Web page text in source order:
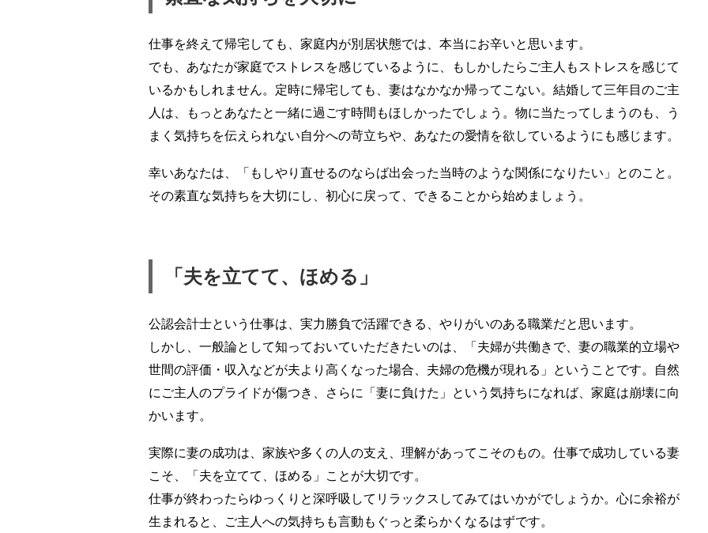
仕事を終えて帰宅しても、家庭内が別居状態では、本当にお辛いと思います。
でも、あなたが家庭でストレスを感じているように、もしかしたらご主人もストレスを感じて
いるかもしれません。定時に帰宅しても、妻はなかなか帰ってこない。結婚して三年目のご主
人は、もっとあなたと一緒に過ごす時間もほしかったでしょう。物に当たってしまうのも、う
まく気持ちを伝えられない自分への苛立ちや、あなたの愛情を欲しているようにも感じます。
幸いあなたは、「もしやり直せるのならば出会った当時のような関係になりたい」とのこと。
その素直な気持ちを大切にし、初心に戻って、できることから始めましょう。
「夫を立てて、ほめる」
公認会計士という仕事は、実力勝負で活躍できる、やりがいのある職業だと思います。
しかし、一般論として知っておいていただきたいのは、「夫婦が共働きで、妻の職業的立場や
世間の評価・収入などが夫より高くなった場合、夫婦の危機が現れる」ということです。自然
にご主人のプライドが傷つき、さらに「妻に負けた」という気持ちになれば、家庭は崩壊に向
かいます。
実際に妻の成功は、家族や多くの人の支え、理解があってこそのもの。仕事で成功している妻
こそ、「夫を立てて、ほめる」ことが大切です。
仕事が終わったらゆっくりと深呼吸してリラックスしてみてはいかがでしょうか。心に余裕が
生まれると、ご主人への気持ちも言動もぐっと柔らかくなるはずです。